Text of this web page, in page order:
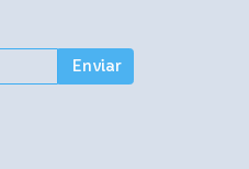
Enviar